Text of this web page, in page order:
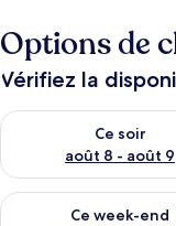
Options de
Vérifiez la
Ce soir
août 8 - août 9
Vérifier la
Ce week-end
Vérifier la